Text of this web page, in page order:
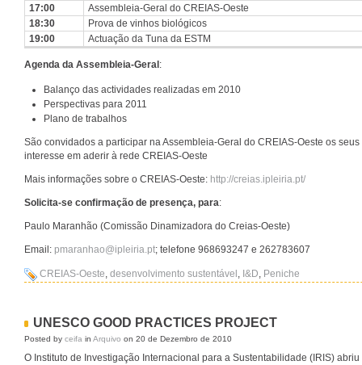
17:00
Assembleia-Geral do CREIAS-Oeste
18:30
Prova de vinhos biológicos
19:00
Actuação da Tuna da ESTM
Agenda da Assembleia-Geral :
Balanço das actividades realizadas em 2010
Perspectivas para 2011
Plano de trabalhos
São convidados a participar na Assembleia-Geral do CREIAS-Oeste os
interesse em aderir à rede CREIAS-Oeste
Mais informações sobre o CREIAS-Oeste: http://creias.ipleiria.pt/
Solicita-se confirmação de presença, para:
Paulo Maranhão (Comissão Dinamizadora do Creias-Oeste)
Email: pmaranhao@ipleiria.pt; telefone 968693247 e 262783607
CREIAS-Oeste desenvolvimento sustentável I&D Peniche
UNESCO GOOD PRACTICES PROJECT
Posted by ceifa in Arquivo on 20 de Dezembro de 2010
O Instituto de Investigação Internacional para a Sustentabilidade (IRIS)